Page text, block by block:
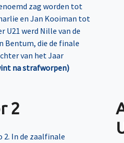
zag worden tot
en Jan Kooiman tot
U21 werd Nille van de
Bentum, die de finale
van het Jaar
na strafworpen)
2
In de zaalfinale